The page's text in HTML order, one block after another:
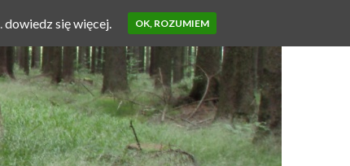
dowiedz się więcej. OK, ROZUMIEM